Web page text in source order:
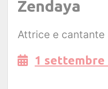
Zendaya
Attrice e cantante
1 settembre